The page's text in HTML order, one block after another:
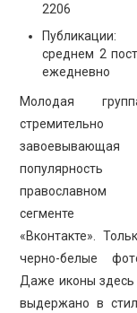
2206
Публикации:
среднем 2
ежедневно
Молодая
стремительно
завоевывающая
популярность
православном
сегменте
«Вконтакте».
черно-белые
Даже иконы здесь
выдержано в